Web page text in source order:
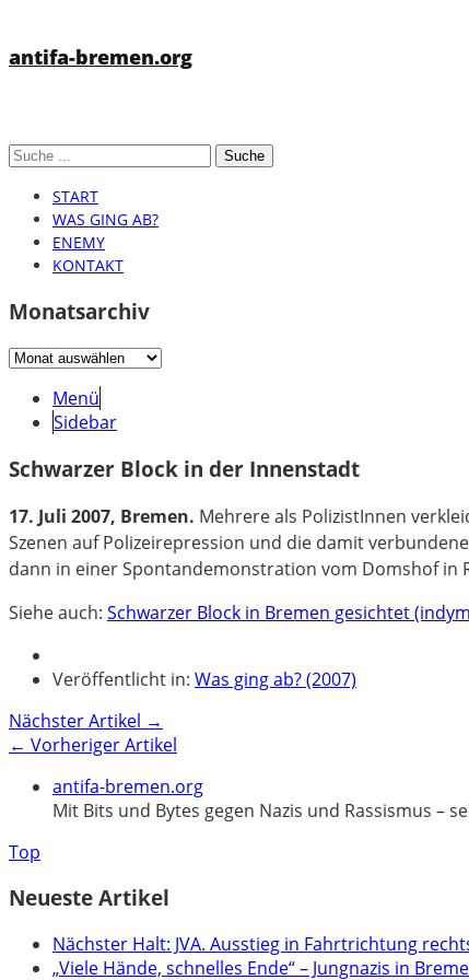
antifa-bremen.org
START
WAS GING AB?
ENEMY
KONTAKT
Monatsarchiv
Monatsarchiv
Menü
Sidebar
Schwarzer Block in der Innenstadt
17. Juli 2007, Bremen. Mehrere als PolizistInnen
Szenen auf Polizeirepression und die damit
dann in einer Spontandemonstration vom Domshof in
Siehe auch: Schwarzer Block in Bremen gesichtet
Veröffentlicht in: Was ging ab? (2007)
Nächster Artikel →
← Vorheriger Artikel
antifa-bremen.org
Mit Bits und Bytes gegen Nazis und Rassismus –
Top
Neueste Artikel
Nächster Halt: JVA. Ausstieg in Fahrtrichtung
„Viele Hände, schnelles Ende“ – Jungnazis in